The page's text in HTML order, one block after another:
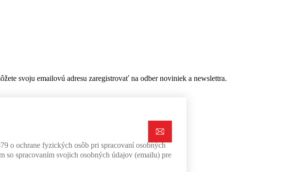
svoju emailovú adresu zaregistrovať na odber noviniek a newslettra.
o ochrane fyzických osôb pri spracovaní osobných
so spracovaním svojich osobných údajov (emailu) pre